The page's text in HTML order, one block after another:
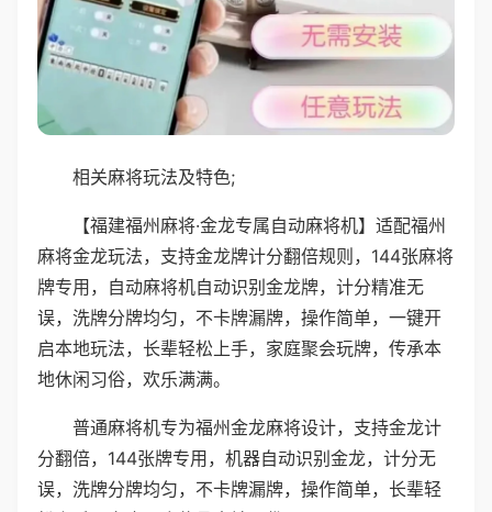
相关麻将玩法及特色;
【福建福州麻将·金龙专属自动麻将机】适配福州
麻将金龙玩法，支持金龙牌计分翻倍规则，144张麻将
牌专用，自动麻将机自动识别金龙牌，计分精准无
误，洗牌分牌均匀，不卡牌漏牌，操作简单，一键开
启本地玩法，长辈轻松上手，家庭聚会玩牌，传承本
地休闲习俗，欢乐满满。
普通麻将机专为福州金龙麻将设计，支持金龙计
分翻倍，144张牌专用，机器自动识别金龙，计分无
误，洗牌分牌均匀，不卡牌漏牌，操作简单，长辈轻